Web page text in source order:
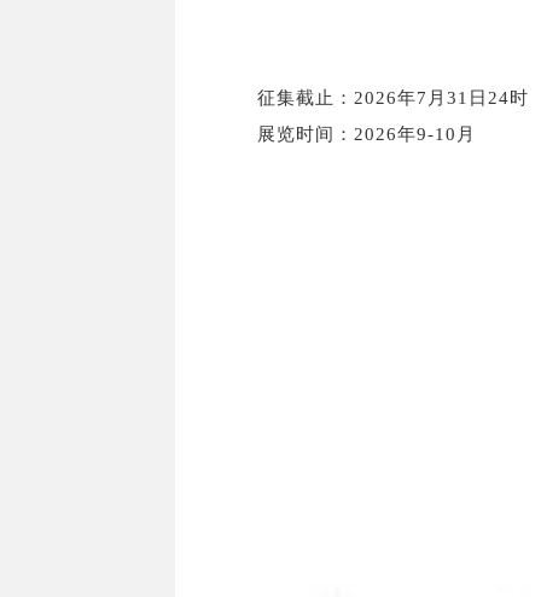
征集截止：2026年7月31日24时
展览时间：2026年9-10月